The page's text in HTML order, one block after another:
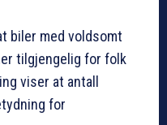
biler med voldsomt
tilgjengelig for folk
viser at antall
for